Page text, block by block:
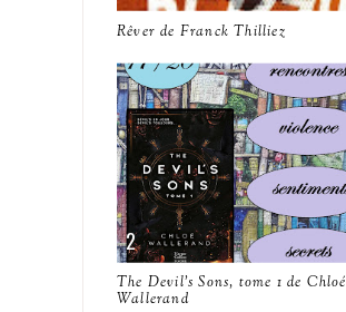
Rêver de Franck Thilliez
The Devil's Sons, tome 1 de Chloé
Wallerand